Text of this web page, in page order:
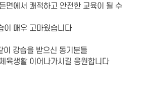
면에서 쾌적하고 안전한 교육이 될 수
이 매우 고마웠습니다
이 강습을 받으신 동기분들
육생활 이어나가시길 응원합니다